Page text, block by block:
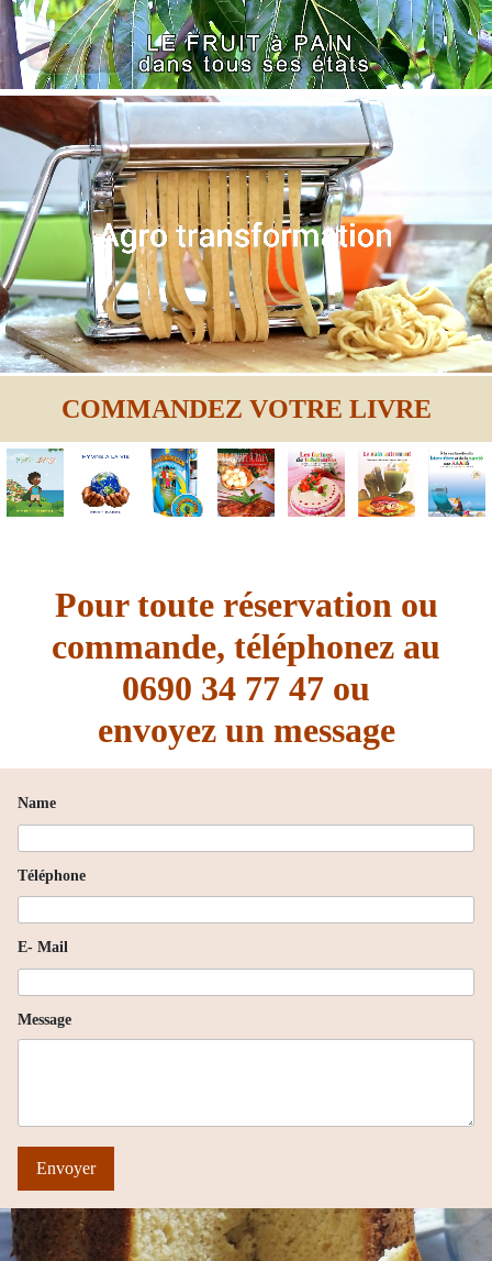
COMMANDEZ VOTRE LIVRE
Pour toute réservation ou
commande, téléphonez au
0690 34 77 47 ou
envoyez un message
Name
Téléphone
E- Mail
Message
Envoyer